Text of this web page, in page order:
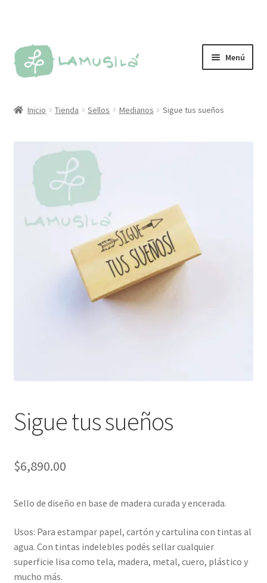
Ir
a
la
Ir
al
contenido
Menú
Más vendidos
Sellos
Kit de sellos
Tintas y almohadillas
Inicio Tienda Sellos Medianos Sigue tus sueños
Sigue tus sueños
$6,890.00
Sello de diseño en base de madera curada y encerada.
Usos: Para estampar papel, cartón y cartulina con tintas al
agua. Con tintas indelebles podés sellar cualquier
superficie lisa como tela, madera, metal, cuero, plástico y
mucho más.